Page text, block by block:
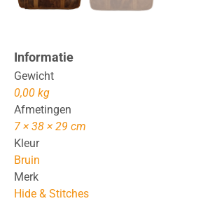
Informatie
Gewicht
0,00 kg
Afmetingen
7 × 38 × 29 cm
Kleur
Bruin
Merk
Hide & Stitches